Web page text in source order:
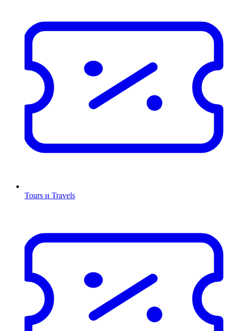
Tours и Travels